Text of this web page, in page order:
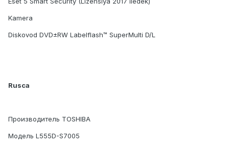
Kamera
Diskovod DVD±RW Labelflash™ SuperMulti D/L
Rusca
Производитель TOSHIBA
Модель L555D-S7005